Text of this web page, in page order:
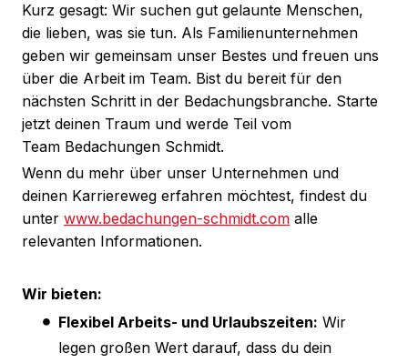
Kurz gesagt: Wir suchen gut gelaunte Menschen,
die lieben, was sie tun. Als Familienunternehmen
geben wir gemeinsam unser Bestes und freuen uns
über die Arbeit im Team. Bist du bereit für den
nächsten Schritt in der Bedachungsbranche. Starte
jetzt deinen Traum und werde Teil vom
Team Bedachungen Schmidt.
Wenn du mehr über unser Unternehmen und
deinen Karriereweg erfahren möchtest, findest du
unter www.bedachungen-schmidt.com alle
relevanten Informationen.
Wir bieten:
Flexibel Arbeits- und Urlaubszeiten: Wir
legen großen Wert darauf, dass du dein